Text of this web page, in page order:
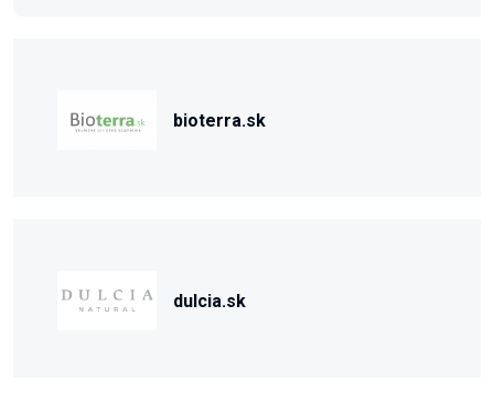
bioterra.sk
dulcia.sk